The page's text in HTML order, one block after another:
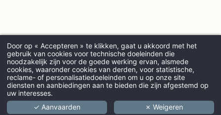
AANKOMST
Door op « Accepteren » te klikken, gaat u akkoord met het
gebruik van cookies voor technische doeleinden die
noodzakelijk zijn voor de goede werking ervan, alsmede
cookies, waaronder cookies van derden, voor statistische,
reclame- of personalisatiedoeleinden om u op onze site
diensten en aanbiedingen aan te bieden die zijn afgestemd op
uw interesses.
✓ Aanvaarden
✗ Weigeren